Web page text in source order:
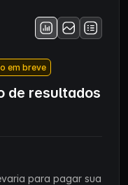
em breve
de resultados
para pagar sua